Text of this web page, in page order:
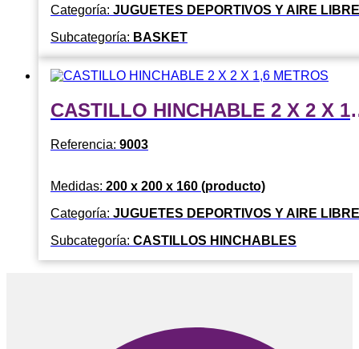
Categoría: JUGUETES DEPORTIVOS Y AIRE LIBRE
Subcategoría: BASKET
Referencia: 9003
Medidas: 200 x 200 x 160 (producto)
Categoría: JUGUETES DEPORTIVOS Y AIRE LIBRE
Subcategoría: CASTILLOS HINCHABLES